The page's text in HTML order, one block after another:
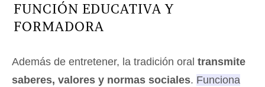
FUNCIÓN EDUCATIVA Y
FORMADORA
Además de entretener, la tradición oral transmite
saberes, valores y normas sociales. Funciona